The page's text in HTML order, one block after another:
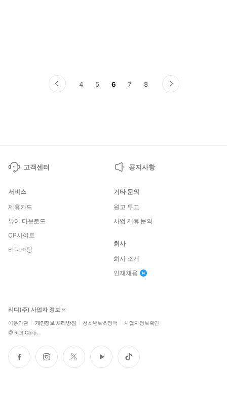
이
전
4 5 6 7 8
다
음
고객센터 공지사항
서비스
제휴카드
뷰어 다운로드
CP사이트
리디바탕
기타 문의
원고 투고
사업 제휴 문의
회사
회사 소개
인재채용
리디(주) 사업자 정보
이용약관 개인정보 처리방침 청소년보호정책 사업자정보확인
© RIDI Corp.
페
이
인
스
트
위
유
튜
틱
톡